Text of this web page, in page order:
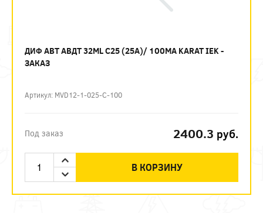
ДИФ АВТ АВДТ 32ML C25 (25А)/ 100МА KARAT IEK -
ЗАКАЗ
Артикул: MVD12-1-025-C-100
Под заказ 2400.3 руб.
В КОРЗИНУ